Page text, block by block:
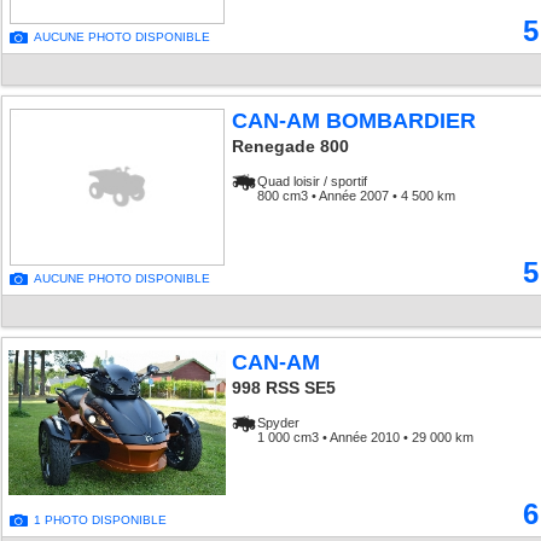
AUCUNE PHOTO DISPONIBLE
AUCUNE PHOTO DISPONIBLE
CAN-AM BOMBARDIER
Renegade 800
Quad loisir / sportif
800 cm3 • Année 2007 • 4 500 km
1 PHOTO DISPONIBLE
CAN-AM
998 RSS SE5
Spyder
1 000 cm3 • Année 2010 • 29 000 km